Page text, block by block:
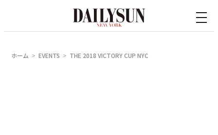
ホーム EVENTS THE 2018 VICTORY CUP NYC